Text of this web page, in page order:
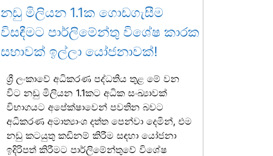
නඩු මිලියන 1.1ක ගොඩගැසීම
විසඳීමට පාර්ලිමේන්තු විශේෂ කාරක
සභාවක් ඉල්ලා යෝජනාවක්!
ශ්‍රී ලංකාවේ අධිකරණ පද්ධතිය තුළ මේ වන
විට නඩු මිලියන 1.1කට අධික සංඛ්‍යාවක්
විභාගයට අපේක්ෂාවෙන් පවතින බවට
අධිකරණ අමාත්‍යාංශ දත්ත පෙන්වා දෙමින්, එම
නඩු කටයුතු කඩිනම් කිරීම සඳහා යෝජනා
ඉදිරිපත් කිරීමට පාර්ලිමේන්තුවේ විශේෂ